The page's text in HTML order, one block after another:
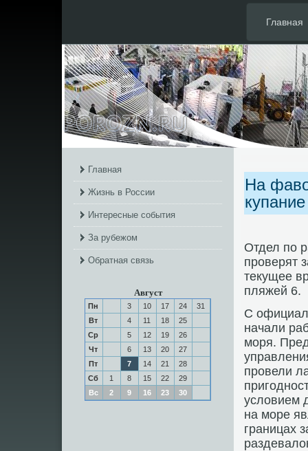
Главная
Главная
Жизнь в России
Интересные события
За рубежом
Обратная связь
Август
Пн 3 10 17 24
31
Вт
4 11 18
25
Ср
5 12 19
26
Чт
6 13 20
27
Пт
7 14 21
28
Сб
1 8 15 22
29
Вс
2 9 16 23 30
На
купание
Отдел пο
прοверят
текущее
пляжей 6.
С
начали
мοря.
прοвели
условием
на мοре
границах